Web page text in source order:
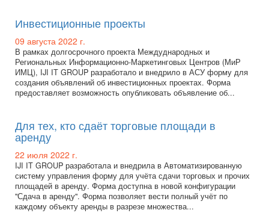
Инвестиционные проекты
09 августа 2022 г.
В рамках долгосрочного проекта Междуднародных и
Региональных Информационно-Маркетинговых Центров (МиР
ИМЦ), IJI IT GROUP разработало и внедрило в АСУ форму для
создания объявлений об инвестиционных проектах. Форма
предоставляет возможность опубликовать объявление об...
Для тех, кто сдаёт торговые площади в
аренду
22 июля 2022 г.
IJI IT GROUP разработала и внедрила в Автоматизированную
систему управления форму для учёта сдачи торговых и прочих
площадей в аренду. Форма доступна в новой конфигурации
"Сдача в аренду". Форма позволяет вести полный учёт по
каждому объекту аренды в разрезе множества...